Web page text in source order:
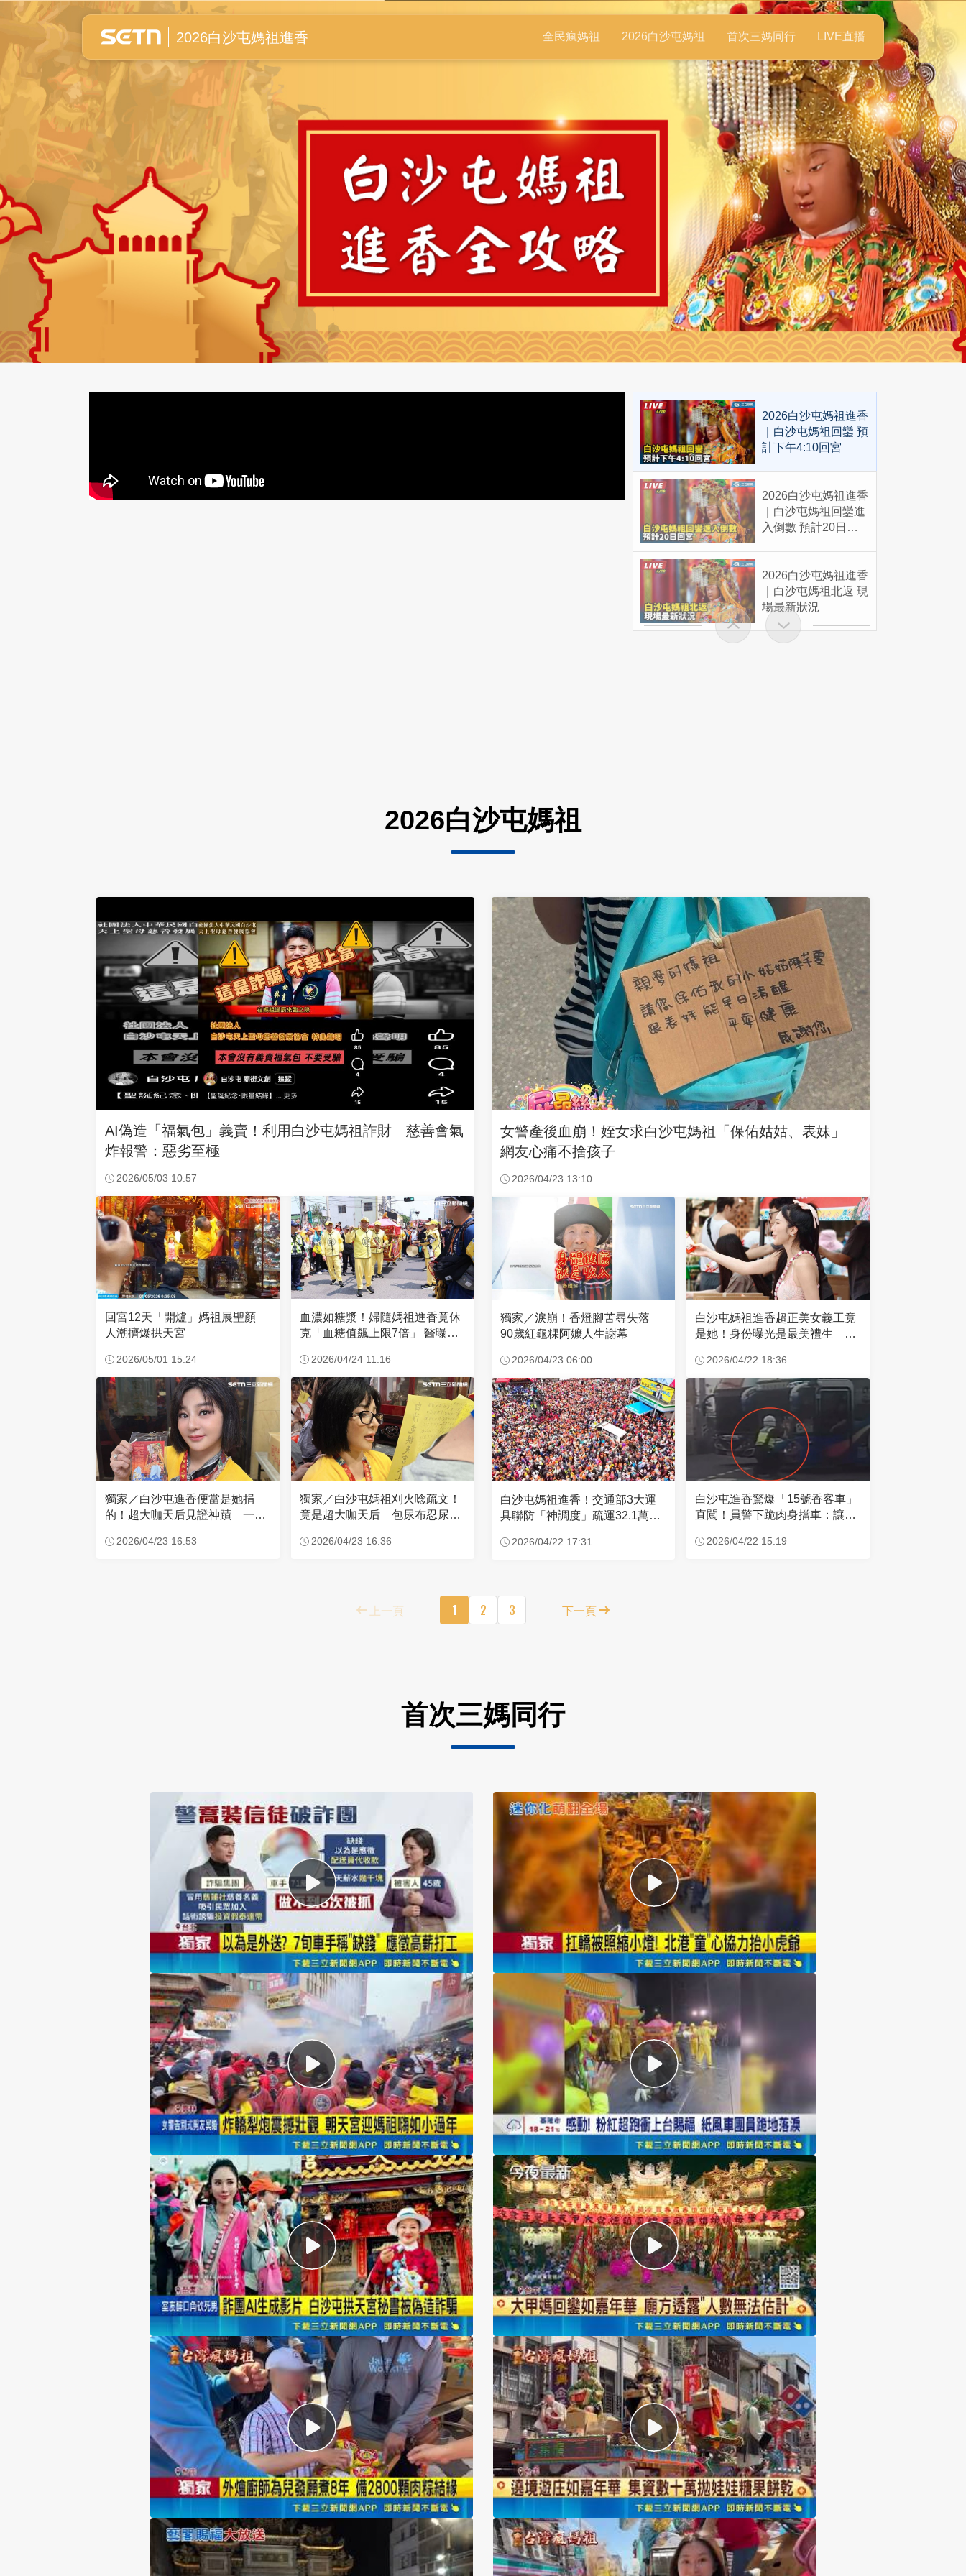
白沙屯媽祖進香全紀錄
2026白沙屯媽祖進香 全民瘋媽祖 2026白沙屯媽祖 首次三媽同行 LIVE直播
2026白沙屯媽祖進香
｜白沙屯媽祖回鑾 預
計下午4:10回宮
2026白沙屯媽祖進香
｜白沙屯媽祖回鑾進
入倒數 預計20日回
2026白沙屯媽祖進香
｜白沙屯媽祖北返 現
場最新狀況
2026白沙屯媽祖
AI偽造「福氣包」義賣！利用白沙屯媽祖詐財 慈善會氣
炸報警：惡劣至極
2026/05/03 10:57
回宮12天「開爐」媽祖展聖顏
人潮擠爆拱天宮
2026/05/01 15:24
血濃如糖漿！婦隨媽祖進香竟休
克「血糖值飆上限7倍」 醫曝原
2026/04/24 11:16
獨家／白沙屯進香便當是她捐
的！超大咖天后見證神蹟 一靠
2026/04/23 16:53
獨家／白沙屯媽祖刈火唸疏文！
竟是超大咖天后 包尿布忍尿5
2026/04/23 16:36
女警產後血崩！姪女求白沙屯媽祖「保佑姑姑、表妹」
網友心痛不捨孩子
2026/04/23 13:10
獨家／淚崩！香燈腳苦尋失落
90歲紅龜粿阿嬤人生謝幕
2026/04/23 06:00
白沙屯媽祖進香超正美女義工竟
是她！身份曝光是最美禮生 一
2026/04/22 18:36
白沙屯媽祖進香！交通部3大運
具聯防「神調度」疏運32.1萬創
2026/04/22 17:31
白沙屯進香驚爆「15號香客車」
直闖！員警下跪肉身擋車：讓行
2026/04/22 15:19
上一頁 1 2 3 下一頁
首次三媽同行